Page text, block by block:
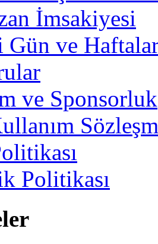
İmsakiyesi
ve
ve Sponsorluk
Politikası